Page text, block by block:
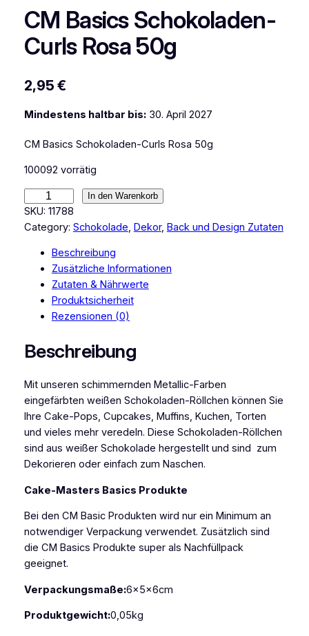
CM Basics Schokoladen-
Curls Rosa 50g
2,95 €
Mindestens haltbar bis:30. April 2027
CM Basics Schokoladen-Curls Rosa 50g
100092 vorrätig
M
B
h
k
o
l
a
d
e
-
C
u
r
l
R
o
In den Warenkorb
SKU: 11788
Category: Schokolade, Dekor, Back und Design Zutaten
Beschreibung
Zusätzliche Informationen
Zutaten & Nährwerte
Produktsicherheit
Rezensionen (0)
Beschreibung
Mit unseren schimmernden Metallic-Farben
eingefärbten weißen Schokoladen-Röllchen können Sie
Ihre Cake-Pops, Cupcakes, Muffins, Kuchen, Torten
und vieles mehr veredeln. Diese Schokoladen-Röllchen
sind aus weißer Schokolade hergestellt und sind zum
Dekorieren oder einfach zum Naschen.
Cake-Masters Basics Produkte
Bei den CM Basic Produkten wird nur ein Minimum an
notwendiger Verpackung verwendet. Zusätzlich sind
die CM Basics Produkte super als Nachfüllpack
geeignet.
Verpackungsmaße:6x5x6cm
Produktgewicht:0,05kg